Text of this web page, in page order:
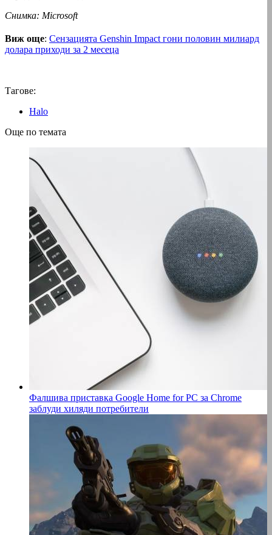
Снимка: Microsoft
Виж още: Сензацията Genshin Impact гони половин милиард
долара приходи за 2 месеца
Тагове:
Halo
Още по темата
Фалшива приставка Google Home for PC за Chrome
заблуди хиляди потребители